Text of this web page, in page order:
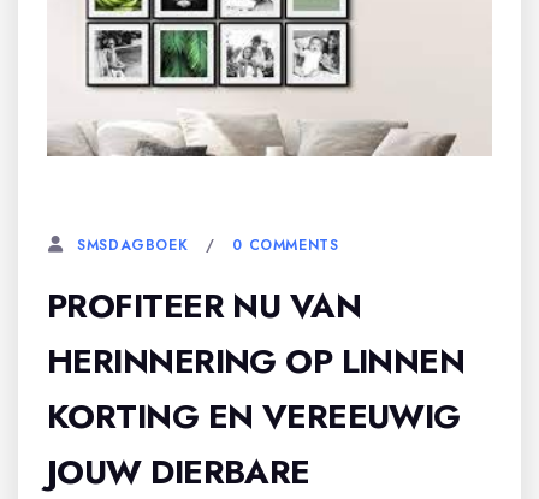
SMSDAGBOEK 0 COMMENTS
PROFITEER NU VAN
HERINNERING OP LINNEN
KORTING EN VEREEUWIG
JOUW DIERBARE